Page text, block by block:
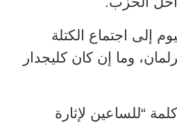
إلى اجتماع الكتلة
وما إن كان كليجدار
“للساعين لإثارة